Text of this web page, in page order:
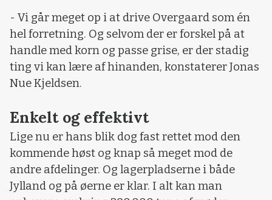
- Vi går meget op i at drive Overgaard som én
hel forretning. Og selvom der er forskel på at
handle med korn og passe grise, er der stadig
ting vi kan lære af hinanden, konstaterer Jonas
Nue Kjeldsen.
Enkelt og effektivt
Lige nu er hans blik dog fast rettet mod den
kommende høst og knap så meget mod de
andre afdelinger. Og lagerpladserne i både
Jylland og på øerne er klar. I alt kan man